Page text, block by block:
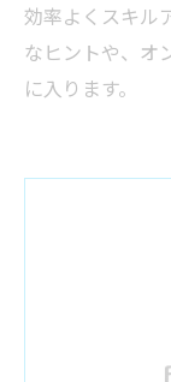
効率よくスキル
なヒントや、オ
に入ります。